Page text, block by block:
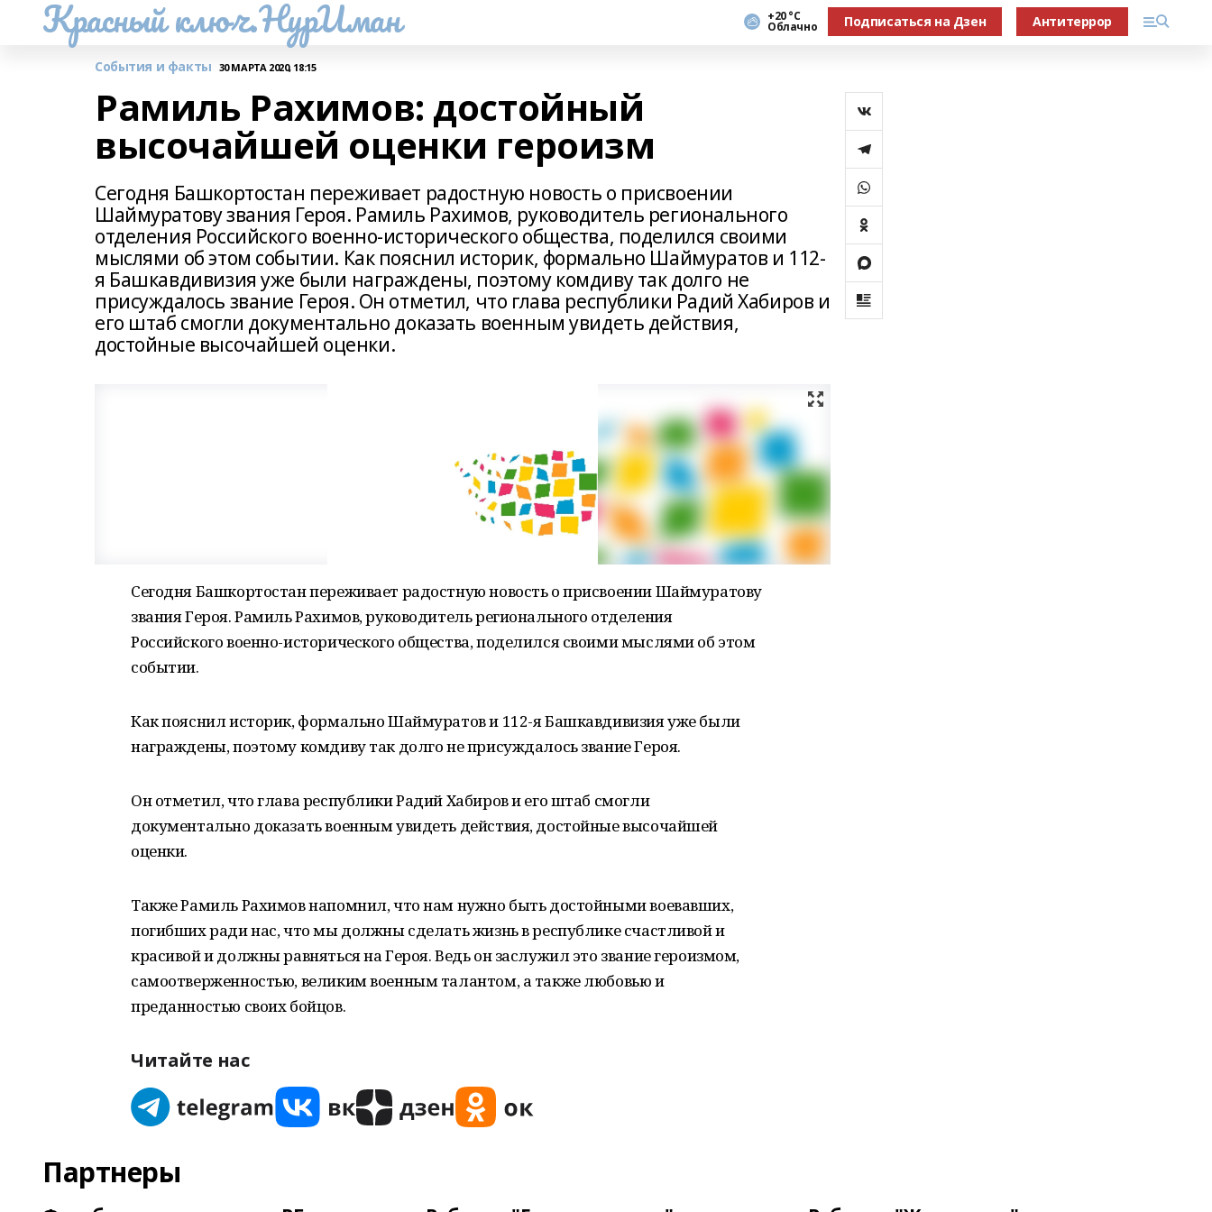
Красный ключ.НурИман +20 °С
Облачно Подписаться на Дзен Антитеррор
События и факты 30 МАРТА 2020, 18:15
Рамиль Рахимов: достойный
высочайшей оценки героизм
Сегодня Башкортостан переживает радостную новость о присвоении
Шаймуратову звания Героя. Рамиль Рахимов, руководитель регионального
отделения Российского военно-исторического общества, поделился своими
мыслями об этом событии. Как пояснил историк, формально Шаймуратов и 112-
я Башкавдивизия уже были награждены, поэтому комдиву так долго не
присуждалось звание Героя. Он отметил, что глава республики Радий Хабиров и
его штаб смогли документально доказать военным увидеть действия,
достойные высочайшей оценки.
Сегодня Башкортостан переживает радостную новость о присвоении Шаймуратову
звания Героя. Рамиль Рахимов, руководитель регионального отделения
Российского военно-исторического общества, поделился своими мыслями об этом
событии.
Как пояснил историк, формально Шаймуратов и 112-я Башкавдивизия уже были
награждены, поэтому комдиву так долго не присуждалось звание Героя.
Он отметил, что глава республики Радий Хабиров и его штаб смогли
документально доказать военным увидеть действия, достойные высочайшей
оценки.
Также Рамиль Рахимов напомнил, что нам нужно быть достойными воевавших,
погибших ради нас, что мы должны сделать жизнь в республике счастливой и
красивой и должны равняться на Героя. Ведь он заслужил это звание героизмом,
самоотверженностью, великим военным талантом, а также любовью и
преданностью своих бойцов.
Читайте нас
Партнеры